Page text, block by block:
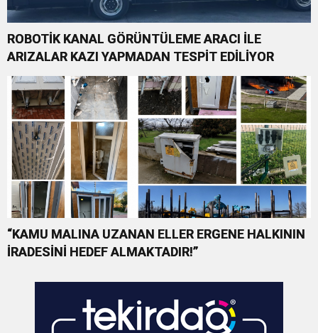
ROBOTİK KANAL GÖRÜNTÜLEME ARACI İLE
ARIZALAR KAZI YAPMADAN TESPİT EDİLİYOR
“KAMU MALINA UZANAN ELLER ERGENE HALKININ
İRADESİNİ HEDEF ALMAKTADIR!”